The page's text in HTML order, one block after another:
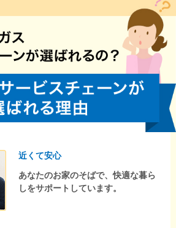
近くて安心
あなたのお家のそばで、快適な暮ら
しをサポートしています。